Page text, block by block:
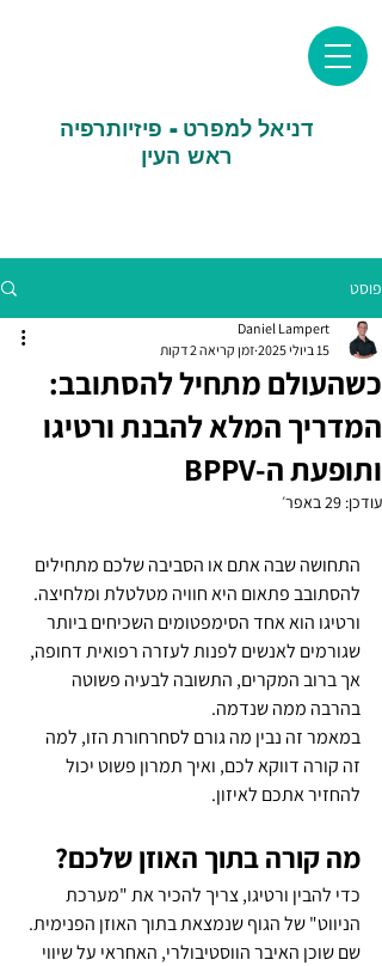
דניאל למפרט - פיזיותרפיה
ראש העין
פוסט
כשהעולם מתחיל להסתובב:
המדריך המלא להבנת ורטיגו
ותופעת ה-BPPV
Daniel Lampert
15 ביולי 2025
זמן קריאה 2 דקות
עודכן: 29 באפר׳
התחושה שבה אתם או הסביבה שלכם מתחילים
להסתובב פתאום היא חוויה מטלטלת ומלחיצה.
ורטיגו הוא אחד הסימפטומים השכיחים ביותר
שגורמים לאנשים לפנות לעזרה רפואית דחופה,
אך ברוב המקרים, התשובה לבעיה פשוטה
בהרבה ממה שנדמה.
במאמר זה נבין מה גורם לסחרחורת הזו, למה
זה קורה דווקא לכם, ואיך תמרון פשוט יכול
להחזיר אתכם לאיזון.
מה קורה בתוך האוזן שלכם?
כדי להבין ורטיגו, צריך להכיר את "מערכת
הניווט" של הגוף שנמצאת בתוך האוזן הפנימית.
שם שוכן האיבר הווסטיבולרי, האחראי על שיווי